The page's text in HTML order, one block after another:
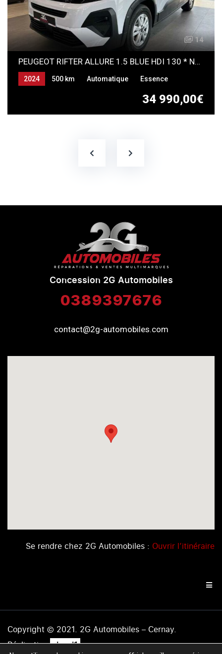
14
PEUGEOT RIFTER ALLURE 1.5 BLUE HDI 130 * NEUF *
34 990,00€
2024 500 km Automatique Essence
Concession 2G Automobiles
0389397676
contact@2g-automobiles.com
Se rendre chez 2G Automobiles : Ouvrir l’itinéraire
Copyright © 2021. 2G Automobiles – Cernay.
Réalisation .level1